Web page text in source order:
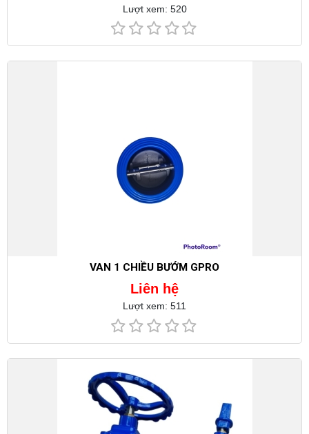
Lượt xem: 520
VAN 1 CHIỀU BƯỚM GPRO
Liên hệ
Lượt xem: 511